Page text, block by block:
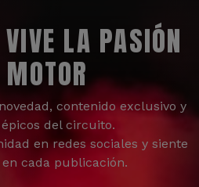
LA PASIÓN
contenido exclusivo y
del circuito.
en redes sociales y siente
cada publicación.